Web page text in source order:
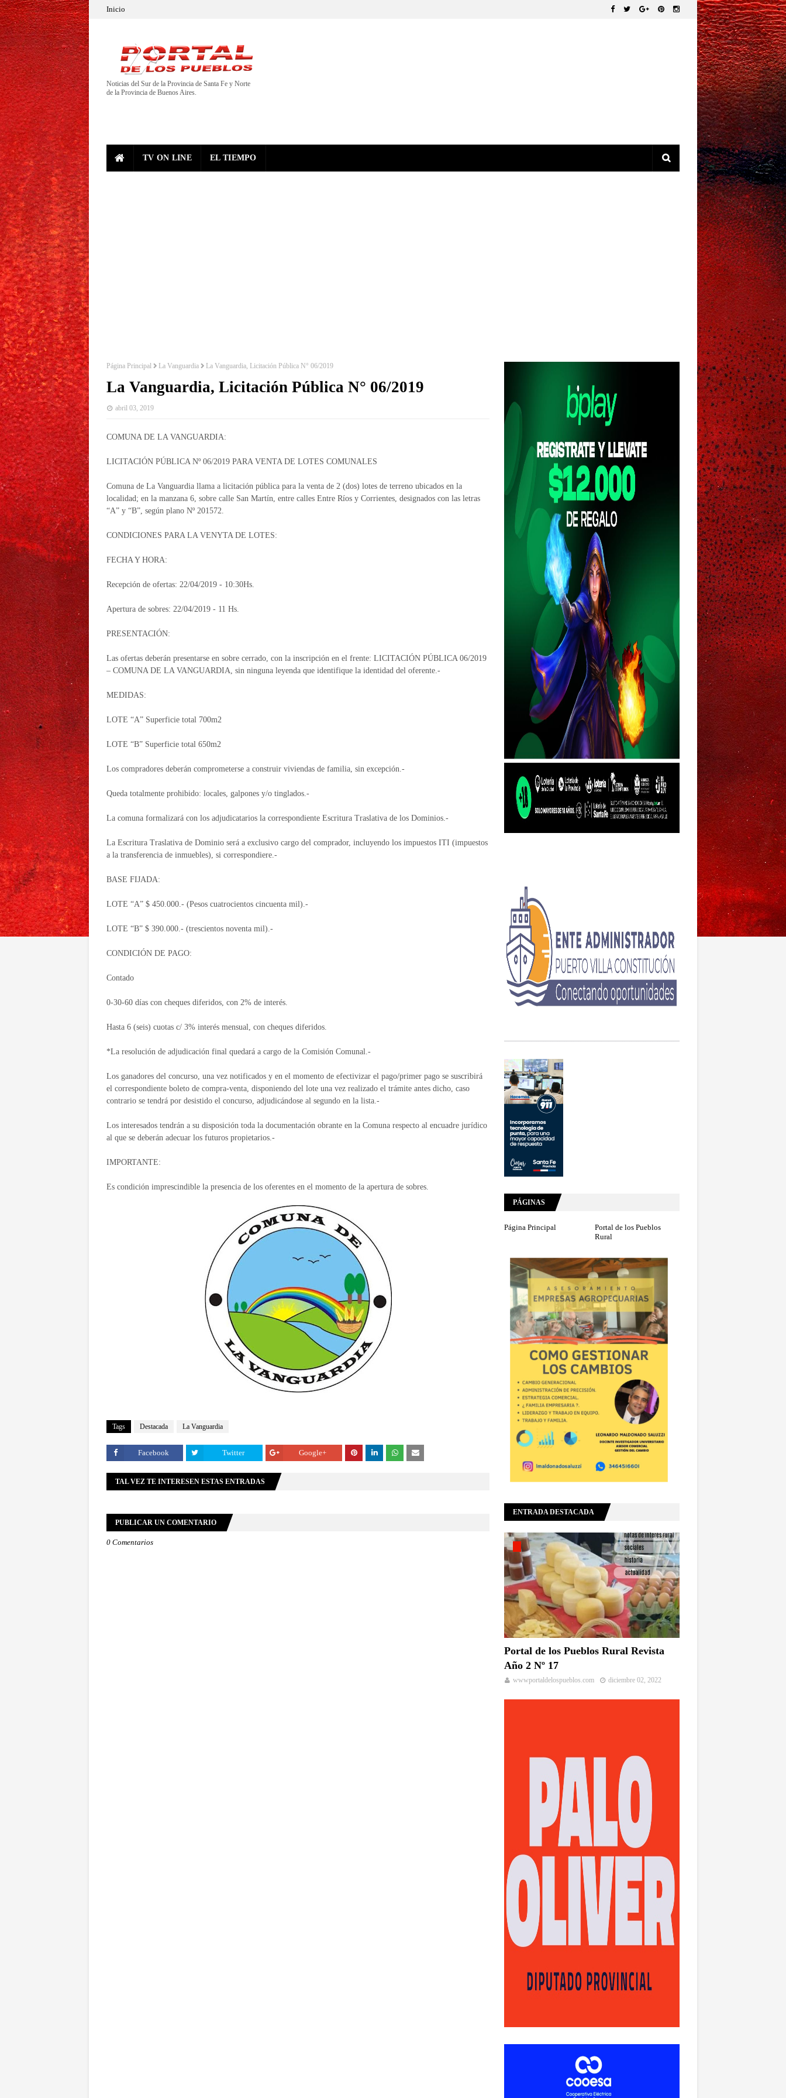
Inicio
Noticias del Sur de la Provincia de Santa Fe y Norte
de la Provincia de Buenos Aires.
TV ON LINE EL TIEMPO
Página Principal La Vanguardia La Vanguardia, Licitación Pública N° 06/2019
La Vanguardia, Licitación Pública N° 06/2019
abril 03, 2019
COMUNA DE LA VANGUARDIA:
LICITACIÓN PÚBLICA Nº 06/2019 PARA VENTA DE LOTES COMUNALES
Comuna de La Vanguardia llama a licitación pública para la venta de 2 (dos) lotes de terreno ubicados en la
localidad; en la manzana 6, sobre calle San Martín, entre calles Entre Ríos y Corrientes, designados con las letras
“A” y “B”, según plano Nº 201572.
CONDICIONES PARA LA VENYTA DE LOTES:
FECHA Y HORA:
Recepción de ofertas: 22/04/2019 - 10:30Hs.
Apertura de sobres: 22/04/2019 - 11 Hs.
PRESENTACIÓN:
Las ofertas deberán presentarse en sobre cerrado, con la inscripción en el frente: LICITACIÓN PÚBLICA 06/2019
– COMUNA DE LA VANGUARDIA, sin ninguna leyenda que identifique la identidad del oferente.-
MEDIDAS:
LOTE “A” Superficie total 700m2
LOTE “B” Superficie total 650m2
Los compradores deberán comprometerse a construir viviendas de familia, sin excepción.-
Queda totalmente prohibido: locales, galpones y/o tinglados.-
La comuna formalizará con los adjudicatarios la correspondiente Escritura Traslativa de los Dominios.-
La Escritura Traslativa de Dominio será a exclusivo cargo del comprador, incluyendo los impuestos ITI (impuestos
a la transferencia de inmuebles), si correspondiere.-
BASE FIJADA:
LOTE “A” $ 450.000.- (Pesos cuatrocientos cincuenta mil).-
LOTE “B” $ 390.000.- (trescientos noventa mil).-
CONDICIÓN DE PAGO:
Contado
0-30-60 días con cheques diferidos, con 2% de interés.
Hasta 6 (seis) cuotas c/ 3% interés mensual, con cheques diferidos.
*La resolución de adjudicación final quedará a cargo de la Comisión Comunal.-
Los ganadores del concurso, una vez notificados y en el momento de efectivizar el pago/primer pago se suscribirá
el correspondiente boleto de compra-venta, disponiendo del lote una vez realizado el trámite antes dicho, caso
contrario se tendrá por desistido el concurso, adjudicándose al segundo en la lista.-
Los interesados tendrán a su disposición toda la documentación obrante en la Comuna respecto al encuadre jurídico
al que se deberán adecuar los futuros propietarios.-
IMPORTANTE:
Es condición imprescindible la presencia de los oferentes en el momento de la apertura de sobres.
Tags Destacada La Vanguardia
Facebook Twitter Google+
TAL VEZ TE INTERESEN ESTAS ENTRADAS
PUBLICAR UN COMENTARIO
0 Comentarios
PÁGINAS
Página Principal
Portal de los Pueblos
Rural
ENTRADA DESTACADA
Portal de los Pueblos Rural Revista
Año 2 Nº 17
wwwportaldelospueblos.com diciembre 02, 2022